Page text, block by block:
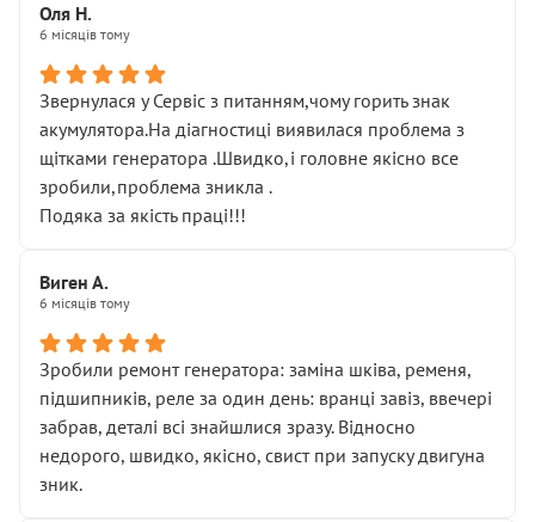
Оля Н.
6 місяців тому
Звернулася у Сервіс з питанням,чому горить знак
акумулятора.На діагностиці виявилася проблема з
щітками генератора .Швидко,і головне якісно все
зробили,проблема зникла .
Подяка за якість праці!!!
Виген А.
6 місяців тому
Зробили ремонт генератора: заміна шківа, ременя,
підшипників, реле за один день: вранці завіз, ввечері
забрав, деталі всі знайшлися зразу. Відносно
недорого, швидко, якісно, свист при запуску двигуна
зник.